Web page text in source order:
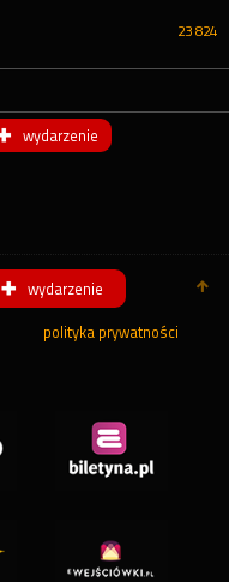
23 824
wydarzenie
wydarzenie
polityka prywatności